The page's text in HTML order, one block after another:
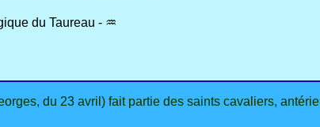
du Taureau - ♒
du 23 avril) fait partie des saints cavaliers,